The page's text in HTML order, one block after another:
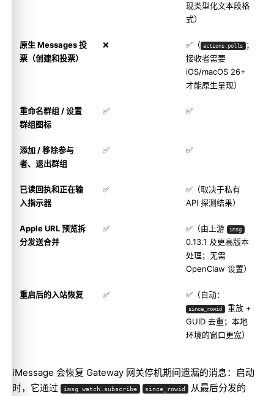
现类型化文本段格
式）
原生 Messages 投
票（创建和投票）
❌ ✅（ actions.polls ；
接收者需要
iOS/macOS 26+
才能原生呈现）
重命名群组 / 设置
群组图标
✅ ✅
添加 / 移除参与
者、退出群组
✅ ✅
已读回执和正在输
入指示器
✅
✅（取决于私有
API 探测结果）
Apple URL 预览拆
分发送合并
✅ ✅（由上游 imsg
0.13.1 及更高版本
处理；无需
OpenClaw 设置）
重启后的入站恢复 ✅ ✅（自动：
since_rowid 重放 +
GUID 去重；本地
环境的窗口更宽）
iMessage 会恢复 Gateway 网关停机期间遗漏的消息：启动
时，它通过
imsg watch.subscribe since_rowid
从最后分发的